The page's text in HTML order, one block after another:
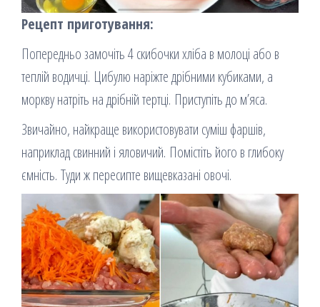
Рецепт приготування:
Попередньо замочіть 4 скибочки хліба в молоці або в
теплій водичці. Цибулю наріжте дрібними кубиками, а
моркву натріть на дрібній тертці. Приступіть до м’яса.
Звичайно, найкраще використовувати суміш фаршів,
наприклад свинний і яловичий. Помістіть його в глибоку
ємність. Туди ж пересипте вищевказані овочі.